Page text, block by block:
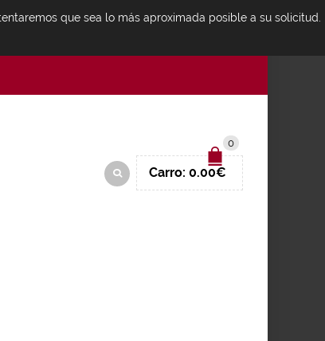
0
Carro: 0.00€
que sea lo más aproximada posible a su solicitud.